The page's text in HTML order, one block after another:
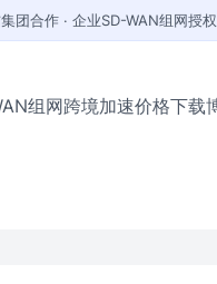
团合作 · 企业SD-WAN组网授
组网跨境加速价格下载